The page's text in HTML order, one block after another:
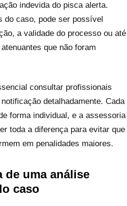
indevida do pisca alerta.
do caso, pode ser possível
a validade do processo ou até
que não foram
consultar profissionais
detalhadamente. Cada
forma individual, e a assessoria
toda a diferença para evitar que
em penalidades maiores.
de uma análise
caso